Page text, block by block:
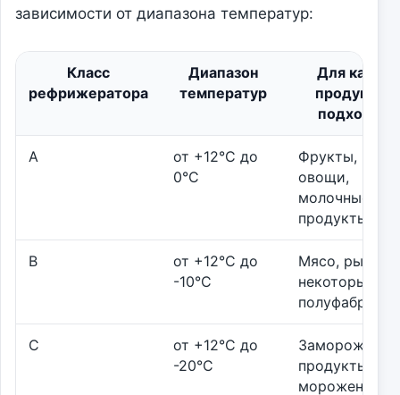
зависимости от диапазона температур:
Класс
рефрижератора
Диапазон
температур
Для каких
продуктов
подходит
A
от +12°C до
0°C
Фрукты,
овощи,
молочные
продукты
B
от +12°C до
-10°C
Мясо, рыба,
некоторые
C
от +12°C до
-20°C
продукты,
мороженое